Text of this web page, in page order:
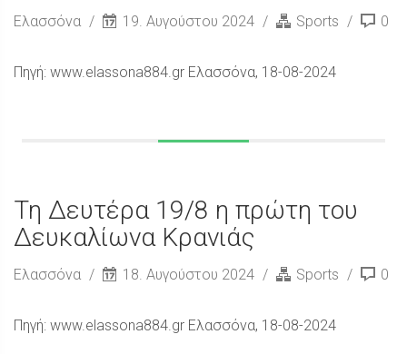
Ελασσόνα 19. Αυγούστου 2024 Sports 0
Πηγή: www.elassona884.gr Ελασσόνα, 18-08-2024
Τη Δευτέρα 19/8 η πρώτη του
Δευκαλίωνα Κρανιάς
Ελασσόνα 18. Αυγούστου 2024 Sports 0
Πηγή: www.elassona884.gr Ελασσόνα, 18-08-2024